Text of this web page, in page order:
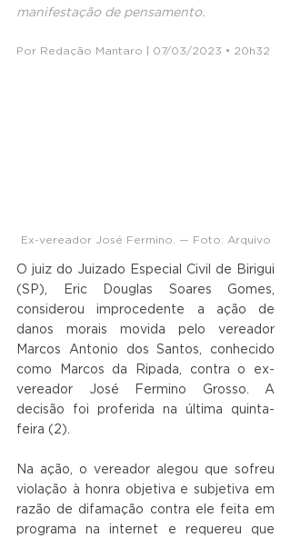
manifestação de pensamento.
Por Redação Mantaro | 07/03/2023 • 20h32
Ex-vereador José Fermino. — Foto: Arquivo
O juiz do Juizado Especial Civil de Birigui
(SP), Eric Douglas Soares Gomes,
considerou improcedente a ação de
danos morais movida pelo vereador
Marcos Antonio dos Santos, conhecido
como Marcos da Ripada, contra o ex-
vereador José Fermino Grosso. A
decisão foi proferida na última quinta-
feira (2).
Na ação, o vereador alegou que sofreu
violação à honra objetiva e subjetiva em
razão de difamação contra ele feita em
programa na internet e requereu que